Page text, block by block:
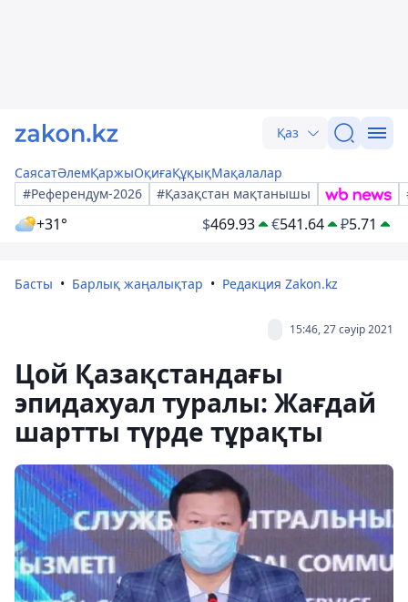
Қаз
СаясатӘлемҚаржыОқиғаҚұқықМақалалар
#Референдум-2026
#Қазақстан мақтанышы
+31° $469.93 €541.64 ₽5.71
Басты Барлық жаңалықтар Редакция Zakon.kz
15:46, 27 сәуір 2021
Цой Қазақстандағы
эпидахуал туралы: Жағдай
шартты түрде тұрақты